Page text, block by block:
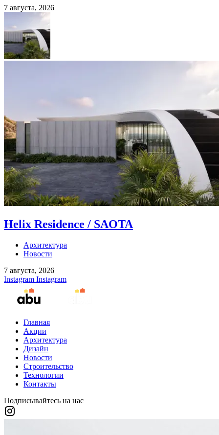
7 августа, 2026
Helix Residence / SAOTA
Архитектура
Новости
7 августа, 2026
Instagram Instagram
Главная
Акции
Архитектура
Дизайн
Новости
Строительство
Технологии
Контакты
Подписывайтесь на нас